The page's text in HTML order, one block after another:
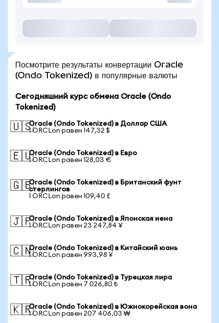
Посмотрите результаты конвертации Oracle
(Ondo Tokenized) в популярные валюты
Сегодняшний курс обмена Oracle (Ondo
Tokenized)
🇺🇸Oracle (Ondo Tokenized) в Доллар США
1 ORCLon равен 147,32 $
🇪🇺Oracle (Ondo Tokenized) в Евро
1 ORCLon равен 128,03 €
🇬🇧Oracle (Ondo Tokenized) в Британский фунт
стерлингов
1 ORCLon равен 109,40 £
🇯🇵Oracle (Ondo Tokenized) в Японская иена
1 ORCLon равен 23 247,84 ¥
🇨🇳Oracle (Ondo Tokenized) в Китайский юань
1 ORCLon равен 993,98 ¥
🇹🇷Oracle (Ondo Tokenized) в Турецкая лира
1 ORCLon равен 7 026,80 ₺
🇰🇷Oracle (Ondo Tokenized) в Южнокорейская вона
1 ORCLon равен 207 406,03 ₩